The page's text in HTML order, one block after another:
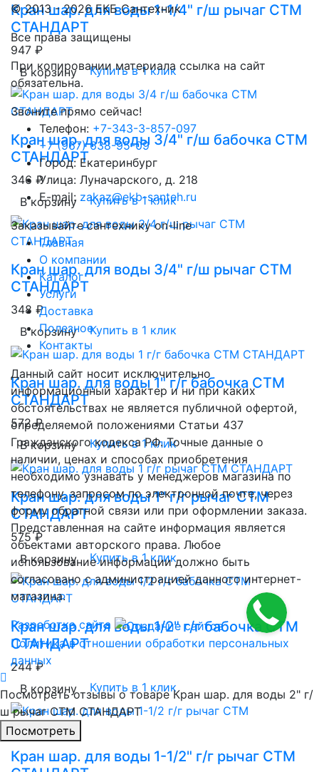
Кран шар. для воды 1-1/4" г/ш рычаг CTM
СТАНДАРТ
947 ₽
В корзину
Купить в 1 клик
Кран шар. для воды 3/4" г/ш бабочка CTM
СТАНДАРТ
346 ₽
В корзину
Купить в 1 клик
Кран шар. для воды 3/4" г/ш рычаг CTM
СТАНДАРТ
348 ₽
В корзину
Купить в 1 клик
Кран шар. для воды 1" г/г бабочка CTM
СТАНДАРТ
572 ₽
В корзину
Купить в 1 клик
Кран шар. для воды 1" г/г рычаг CTM
СТАНДАРТ
575 ₽
В корзину
Купить в 1 клик
Кран шар. для воды 1/2" г/г бабочка CTM
СТАНДАРТ
244 ₽
В корзину
Купить в 1 клик
Кран шар. для воды 1-1/2" г/г рычаг CTM
© 2013 - 2026 ЕКБ Сантехник
Все права защищены
При копировании материала ссылка на сайт
обязательна.
Звоните прямо сейчас!
Телефон: +7-343-3-857-097
+7 (967) 638-95-09
Город: Екатеринбург
Улица: Луначарского, д. 218
E-mail: zakaz@ekb-santeh.ru
Заказывайте сантехнику on-line
Главная
О компании
Каталог
Услуги
Доставка
Полезное
Контакты
Данный сайт носит исключительно
информационный характер и ни при каких
обстоятельствах не является публичной офертой,
определяемой положениями Статьи 437
Гражданского кодекса РФ. Точные данные о
наличии, ценах и способах приобретения
необходимо узнавать у менеджеров магазина по
телефону, запросом по электронной почте, через
форму обратной связи или при оформлении заказа.
Представленная на сайте информация является
объектами авторского права. Любое
использование информации должно быть
согласовано с администрацией данного интернет-
магазина.
Разработка сайта
Политика в отношении обработки персональных
данных
Посмотреть отзывы о товареКран шар. для воды 2" г/
ш рычаг CTM СТАНДАРТ
Пocмотpеть